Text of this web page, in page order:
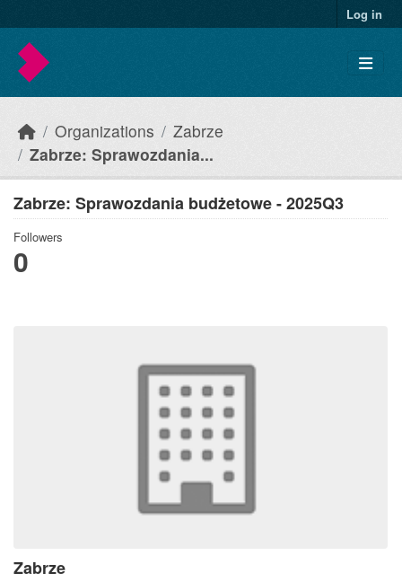
Log in
Organizations
Zabrze
Zabrze: Sprawozdania...
Zabrze: Sprawozdania budżetowe - 2025Q3
Followers
0
Zabrze